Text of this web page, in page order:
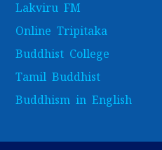
Lakviru FM
Online Tripitaka
Buddhist College
Tamil Buddhist
Buddhism in English